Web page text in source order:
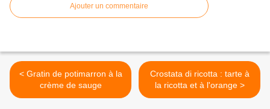
Ajouter un commentaire
< Gratin de potimarron à la
crème de sauge
Crostata di ricotta : tarte à
la ricotta et à l'orange >